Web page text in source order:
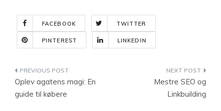
FACEBOOK TWITTER
PINTEREST LINKEDIN
Indlægsnavigation
Oplev agatens magi: En
guide til købere
Mestre SEO og
Linkbuilding